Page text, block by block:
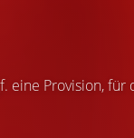
eine Provision,